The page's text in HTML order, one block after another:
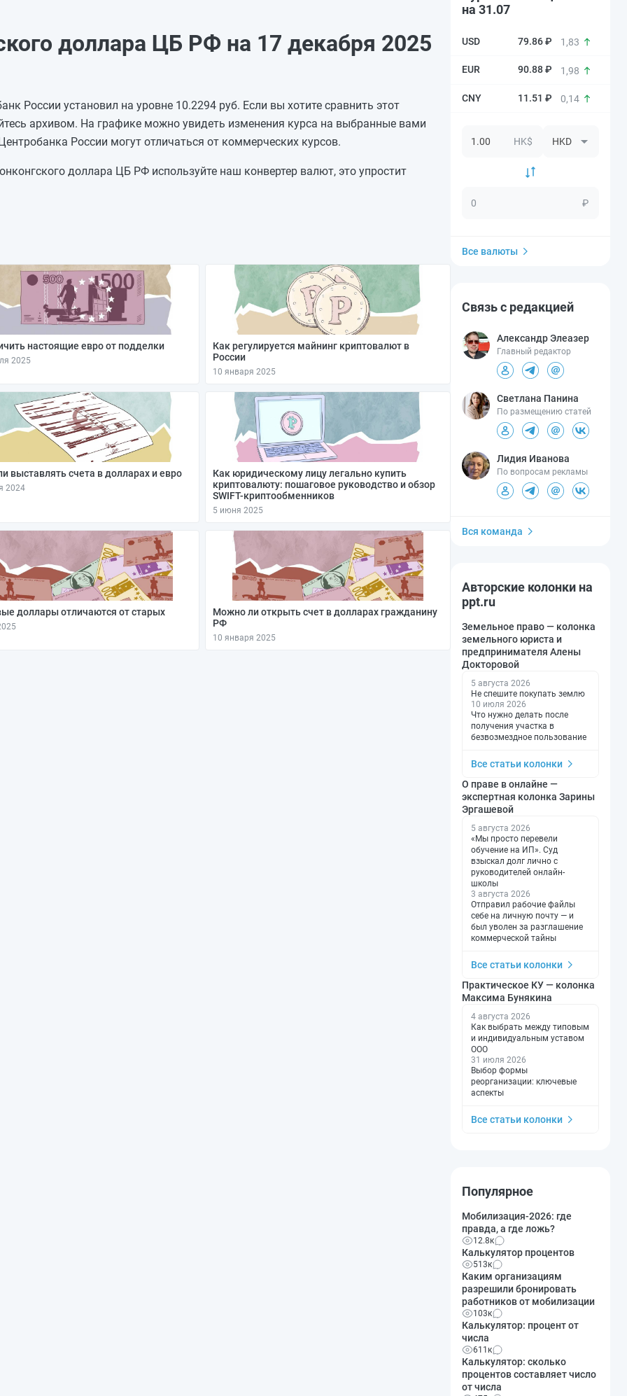
—
+0,1406
-0,0624
9,9502
+0,1582
доллара ЦБ РФ на 17 декабря 2025
России установил на уровне 10.2294 руб. Если вы хотите сравнить этот
архивом. На графике можно увидеть изменения курса на выбранные вами
России могут отличаться от коммерческих курсов.
доллара ЦБ РФ используйте наш конвертер валют, это упростит
настоящие евро от подделки
2025
Как регулируется майнинг криптовалют в
России
10 января 2025
выставлять счета в долларах и евро
2024
Как юридическому лицу легально купить
криптовалюту: пошаговое руководство и обзор
SWIFT-криптообменников
5 июня 2025
доллары отличаются от старых
Можно ли открыть счет в долларах гражданину
РФ
10 января 2025
на 31.07
79.86 ₽ 1,83
90.88 ₽ 1,98
11.51 ₽ 0,14
HK$
₽
Все валюты
Связь с редакцией
Александр Элеазер
Главный редактор
Светлана Панина
По размещению статей
Лидия Иванова
По вопросам рекламы
Вся команда
Авторские колонки на
ppt.ru
Земельное право — колонка
земельного юриста и
предпринимателя Алены
Докторовой
5 августа 2026
Не спешите покупать землю
10 июля 2026
Что нужно делать после
получения участка в
безвозмездное пользование
Все статьи колонки
О праве в онлайне —
экспертная колонка Зарины
Эргашевой
5 августа 2026
«Мы просто перевели
обучение на ИП». Суд
взыскал долг лично с
руководителей онлайн-
школы
3 августа 2026
Отправил рабочие файлы
себе на личную почту — и
был уволен за разглашение
коммерческой тайны
Все статьи колонки
Практическое КУ — колонка
Максима Бунякина
4 августа 2026
Как выбрать между типовым
и индивидуальным уставом
ООО
31 июля 2026
Выбор формы
реорганизации: ключевые
аспекты
Все статьи колонки
Популярное
Мобилизация-2026: где
правда, а где ложь?
12.8к
Калькулятор процентов
513к
Каким организациям
разрешили бронировать
работников от мобилизации
103к
Калькулятор: процент от
числа
611к
Калькулятор: сколько
процентов составляет число
от числа